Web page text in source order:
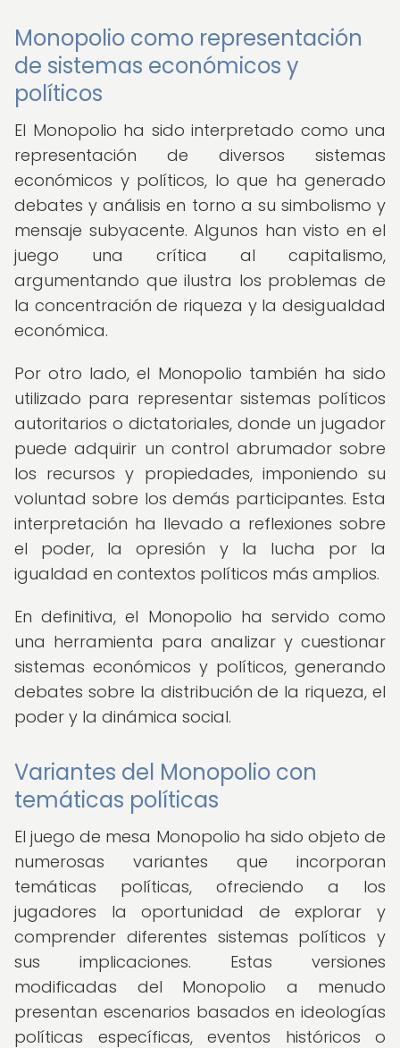
Monopolio como representación
de sistemas económicos y
políticos
El Monopolio ha sido interpretado como una
representación de diversos sistemas
económicos y políticos, lo que ha generado
debates y análisis en torno a su simbolismo y
mensaje subyacente. Algunos han visto en el
juego una crítica al capitalismo,
argumentando que ilustra los problemas de
la concentración de riqueza y la desigualdad
económica.
Por otro lado, el Monopolio también ha sido
utilizado para representar sistemas políticos
autoritarios o dictatoriales, donde un jugador
puede adquirir un control abrumador sobre
los recursos y propiedades, imponiendo su
voluntad sobre los demás participantes. Esta
interpretación ha llevado a reflexiones sobre
el poder, la opresión y la lucha por la
igualdad en contextos políticos más amplios.
En definitiva, el Monopolio ha servido como
una herramienta para analizar y cuestionar
sistemas económicos y políticos, generando
debates sobre la distribución de la riqueza, el
poder y la dinámica social.
Variantes del Monopolio con
temáticas políticas
El juego de mesa Monopolio ha sido objeto de
numerosas variantes que incorporan
temáticas políticas, ofreciendo a los
jugadores la oportunidad de explorar y
comprender diferentes sistemas políticos y
sus implicaciones. Estas versiones
modificadas del Monopolio a menudo
presentan escenarios basados en ideologías
políticas específicas, eventos históricos o